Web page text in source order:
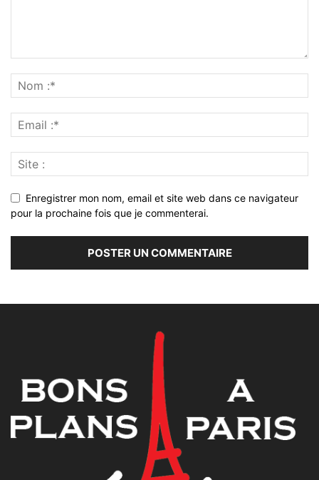
Enregistrer mon nom, email et site web dans ce navigateur
pour la prochaine fois que je commenterai.